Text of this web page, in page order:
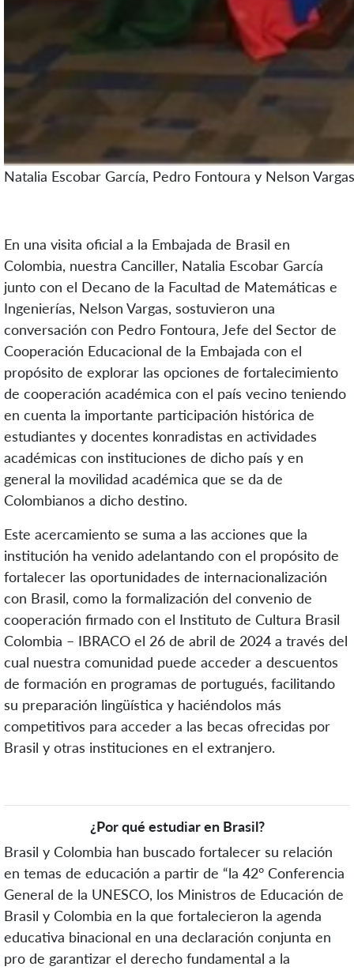
Natalia Escobar García, Pedro Fontoura y Nelson
En una visita oficial a la Embajada de Brasil en
Colombia, nuestra Canciller, Natalia Escobar García
junto con el Decano de la Facultad de Matemáticas e
Ingenierías, Nelson Vargas, sostuvieron una
conversación con Pedro Fontoura, Jefe del Sector de
Cooperación Educacional de la Embajada con el
propósito de explorar las opciones de fortalecimiento
de cooperación académica con el país vecino teniendo
en cuenta la importante participación histórica de
estudiantes y docentes konradistas en actividades
académicas con instituciones de dicho país y en
general la movilidad académica que se da de
Colombianos a dicho destino.
Este acercamiento se suma a las acciones que la
institución ha venido adelantando con el propósito de
fortalecer las oportunidades de internacionalización
con Brasil, como la formalización del convenio de
cooperación firmado con el Instituto de Cultura Brasil
Colombia – IBRACO el 26 de abril de 2024 a través del
cual nuestra comunidad puede acceder a descuentos
de formación en programas de portugués, facilitando
su preparación lingüística y haciéndolos más
competitivos para acceder a las becas ofrecidas por
Brasil y otras instituciones en el extranjero.
¿Por qué estudiar en Brasil?
Brasil y Colombia han buscado fortalecer su relación
en temas de educación a partir de “la 42° Conferencia
General de la UNESCO, los Ministros de Educación de
Brasil y Colombia en la que fortalecieron la agenda
educativa binacional en una declaración conjunta en
pro de garantizar el derecho fundamental a la